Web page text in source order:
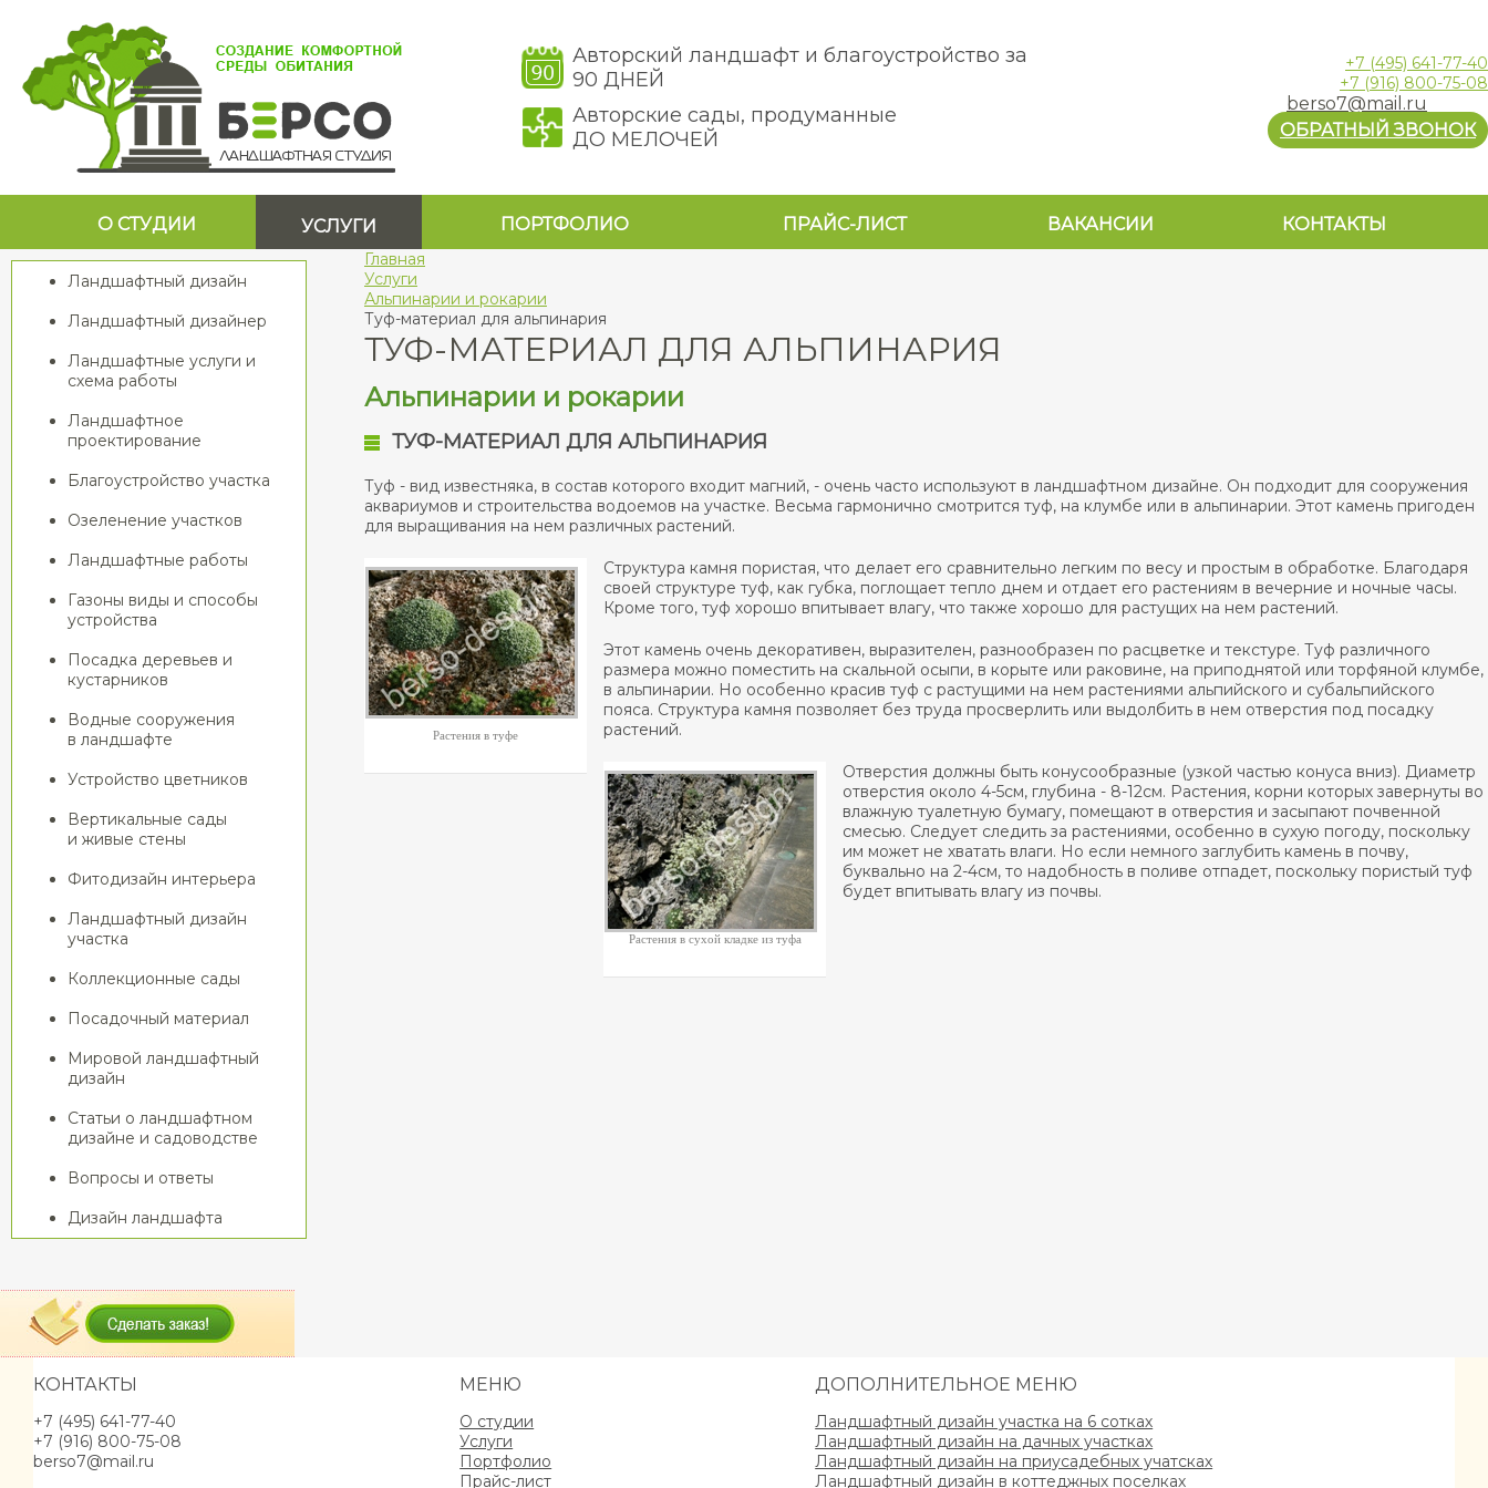
Авторский ландшафт и благоустройство за
90 ДНЕЙ
Авторские сады, продуманные
ДО МЕЛОЧЕЙ
+7 (495) 641-77-40
+7 (916) 800-75-08
berso7@mail.ru
ОБРАТНЫЙ ЗВОНОК
О СТУДИИ УСЛУГИ ПОРТФОЛИО ПРАЙС-ЛИСТ ВАКАНСИИ КОНТАКТЫ
Ландшафтный дизайн
Ландшафтный дизайнер
Ландшафтные услуги и
схема работы
Ландшафтное
проектирование
Благоустройство участка
Озеленение участков
Ландшафтные работы
Газоны виды и способы
устройства
Посадка деревьев и
кустарников
Водные сооружения
в ландшафте
Устройство цветников
Вертикальные сады
и живые стены
Фитодизайн интерьера
Ландшафтный дизайн
участка
Коллекционные сады
Посадочный материал
Мировой ландшафтный
дизайн
Статьи о ландшафтном
дизайне и садоводстве
Вопросы и ответы
Дизайн ландшафта
Главная
Услуги
Альпинарии и рокарии
Туф-материал для альпинария
ТУФ-МАТЕРИАЛ ДЛЯ АЛЬПИНАРИЯ
Альпинарии и рокарии
ТУФ-МАТЕРИАЛ ДЛЯ АЛЬПИНАРИЯ
Туф - вид известняка, в состав которого входит магний, - очень часто используют в ландшафтном дизайне. Он подходит для сооружения
аквариумов и строительства водоемов на участке. Весьма гармонично смотрится туф, на клумбе или в альпинарии. Этот камень пригоден
для выращивания на нем различных растений.
Растения в туфе
Структура камня пористая, что делает его сравнительно легким по весу и простым в обработке. Благодаря
своей структуре туф, как губка, поглощает тепло днем и отдает его растениям в вечерние и ночные часы.
Кроме того, туф хорошо впитывает влагу, что также хорошо для растущих на нем растений.
Этот камень очень декоративен, выразителен, разнообразен по расцветке и текстуре. Туф различного
размера можно поместить на скальной осыпи, в корыте или раковине, на приподнятой или торфяной клумбе,
в альпинарии. Но особенно красив туф с растущими на нем растениями альпийского и субальпийского
пояса. Структура камня позволяет без труда просверлить или выдолбить в нем отверстия под посадку
растений.
Растения в сухой кладке из туфа
Отверстия должны быть конусообразные (узкой частью конуса вниз). Диаметр
отверстия около 4-5см, глубина - 8-12см. Растения, корни которых завернуты во
влажную туалетную бумагу, помещают в отверстия и засыпают почвенной
смесью. Следует следить за растениями, особенно в сухую погоду, поскольку
им может не хватать влаги. Но если немного заглубить камень в почву,
буквально на 2-4см, то надобность в поливе отпадет, поскольку пористый туф
будет впитывать влагу из почвы.
КОНТАКТЫ
+7 (495) 641-77-40
+7 (916) 800-75-08
berso7@mail.ru
МЕНЮ
О студии
Услуги
Портфолио
Прайс-лист
ДОПОЛНИТЕЛЬНОЕ МЕНЮ
Ландшафтный дизайн участка на 6 сотках
Ландшафтный дизайн на дачных участках
Ландшафтный дизайн на приусадебных учатсках
Ландшафтный дизайн в коттеджных поселках